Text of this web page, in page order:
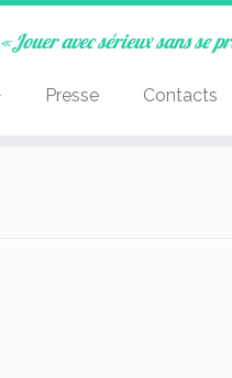
«Jouer avec sérieux sans se
Presse Contacts